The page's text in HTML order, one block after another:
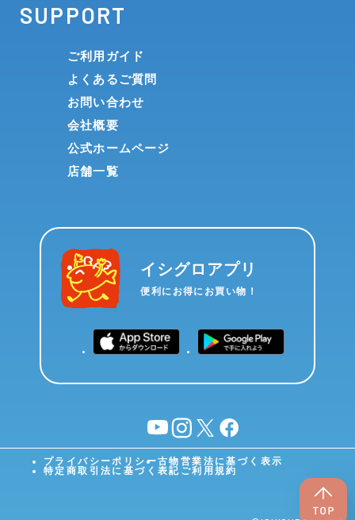
SUPPORT
ご利用ガイド
よくあるご質問
お問い合わせ
会社概要
公式ホームページ
店舗一覧
イシグロアプリ
便利にお得にお買い物！
YouTubeinstagram
X facebook
プライバシーポリシー古物営業法に基づく表示
特定商取引法に基づく表記 ご利用規約